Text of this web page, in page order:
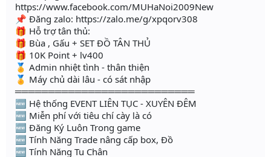
https://www.facebook.com/MUHaNoi2009New
📌 Đăng zalo: https://zalo.me/g/xpqorv308
🎁 Hỗ trợ tân thủ:
🎁 Bùa , Gấu + SET ĐỒ TÂN THỦ
🎁 10K Point + lv400
🏅 Admin nhiệt tình - thân thiện
🏅 Máy chủ dài lâu - có sát nhập
═══════════════════════════
🆕 Hệ thống EVENT LIÊN TỤC - XUYÊN ĐÊM
🆕 Miễn phí với tiêu chí cày là có
🆕 Đăng Ký Luôn Trong game
🆕 Tính Năng Trade nâng cấp box, Đồ
🆕 Tính Năng Tu Chân